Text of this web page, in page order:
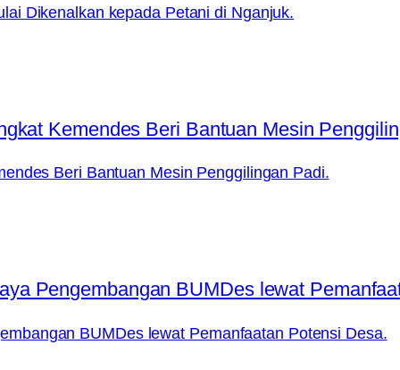
Dikenalkan kepada Petani di Nganjuk.
Beri Bantuan Mesin Penggilingan Padi.
BUMDes lewat Pemanfaatan Potensi Desa.